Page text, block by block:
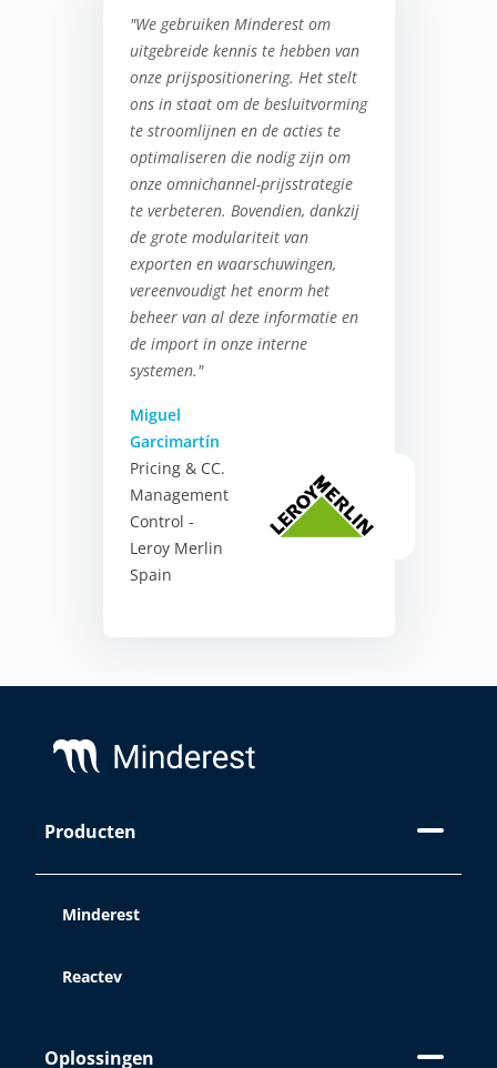
"We gebruiken Minderest om
uitgebreide kennis te hebben van
onze prijspositionering. Het stelt
ons in staat om de besluitvorming
te stroomlijnen en de acties te
optimaliseren die nodig zijn om
onze omnichannel-prijsstrategie
te verbeteren. Bovendien, dankzij
de grote modulariteit van
exporten en waarschuwingen,
vereenvoudigt het enorm het
beheer van al deze informatie en
de import in onze interne
systemen."
Miguel
Garcimartín
Pricing & CC.
Management
Control -
Leroy Merlin
Spain
Bij Minderest maken we gebruik van
en/of vergelijkbare technologiën die
doeleinde van deze informatie kan
Producten
Minderest
Reactev
Oplossingen